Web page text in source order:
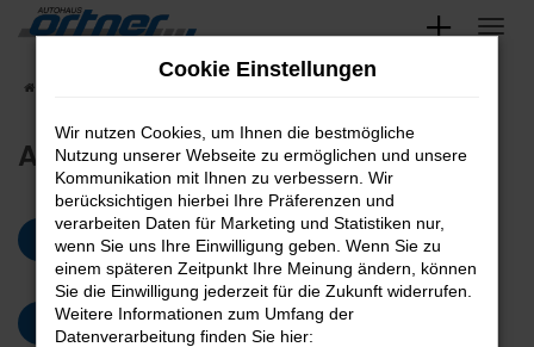
Zum
springen
AGB
AGB ZUR PROBEFAHRT-VEREINBARUNG
AGB FÜR GARANTIEBEDINGUNGEN
Cookie Einstellungen
Wir nutzen Cookies, um Ihnen die bestmögliche
Nutzung unserer Webseite zu ermöglichen und unsere
Kommunikation mit Ihnen zu verbessern. Wir
berücksichtigen hierbei Ihre Präferenzen und
verarbeiten Daten für Marketing und Statistiken nur,
wenn Sie uns Ihre Einwilligung geben. Wenn Sie zu
einem späteren Zeitpunkt Ihre Meinung ändern, können
Sie die Einwilligung jederzeit für die Zukunft widerrufen.
Weitere Informationen zum Umfang der
Datenverarbeitung finden Sie hier: